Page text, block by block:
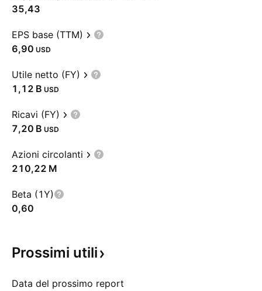
35,43
EPS base (TTM)
6,90 USD
Utile netto (FY)
‪1,12 B‬ USD
Ricavi (FY)
‪7,20 B‬ USD
Azioni circolanti
‪210,22 M‬
Beta (1Y)
0,60
Prossimi utili
Data del prossimo report